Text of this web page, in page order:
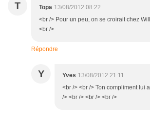
T Topa 13/08/2012 08:22
<br /> Pour un peu, on se croirait chez
<br />
Répondre
Y Yves 13/08/2012 21:11
<br /> <br /> Ton compliment lui
/> <br /> <br /> <br />